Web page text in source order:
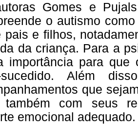
Gomes e
o autismo
pais e filhos,
da criança. Para a
importância para
sucedido. Além
que
também com seus
emocional adequado.